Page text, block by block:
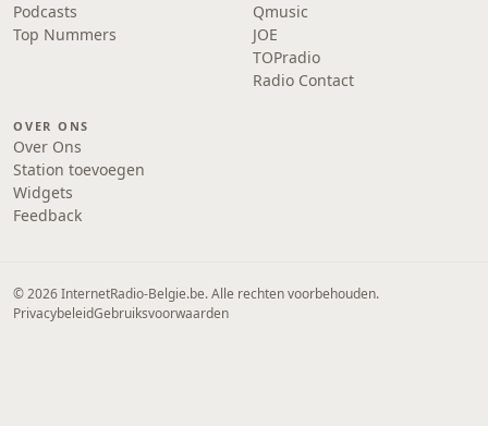
Podcasts
Top Nummers
Qmusic
JOE
TOPradio
Radio Contact
OVER ONS
Over Ons
Station toevoegen
Widgets
Feedback
© 2026 InternetRadio-Belgie.be. Alle rechten voorbehouden.
PrivacybeleidGebruiksvoorwaarden